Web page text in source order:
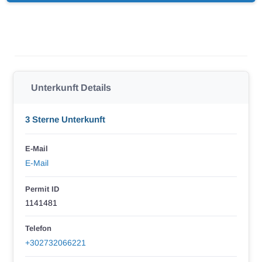
Unterkunft Details
3 Sterne Unterkunft
E-Mail
E-Mail
Permit ID
1141481
Telefon
+302732066221